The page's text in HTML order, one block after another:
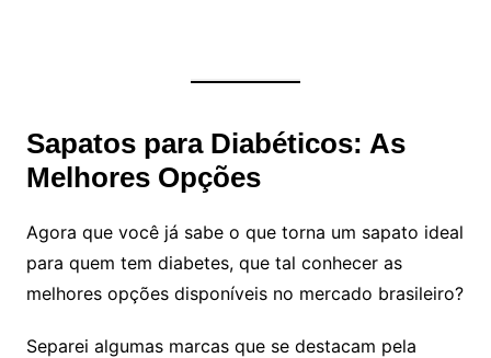
Sapatos para Diabéticos: As
Melhores Opções
Agora que você já sabe o que torna um sapato ideal
para quem tem diabetes, que tal conhecer as
melhores opções disponíveis no mercado brasileiro?
Separei algumas marcas que se destacam pela